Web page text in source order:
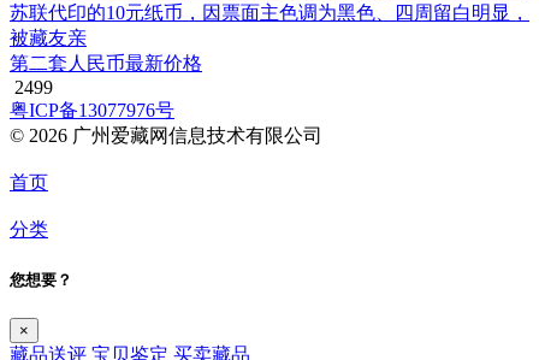
苏联代印的10元纸币，因票面主色调为黑色、四周留白明显，
被藏友亲
第二套人民币最新价格
2499
粤ICP备13077976号
© 2026 广州爱藏网信息技术有限公司
首页
分类
您想要？
×
藏品送评 宝贝鉴定 买卖藏品